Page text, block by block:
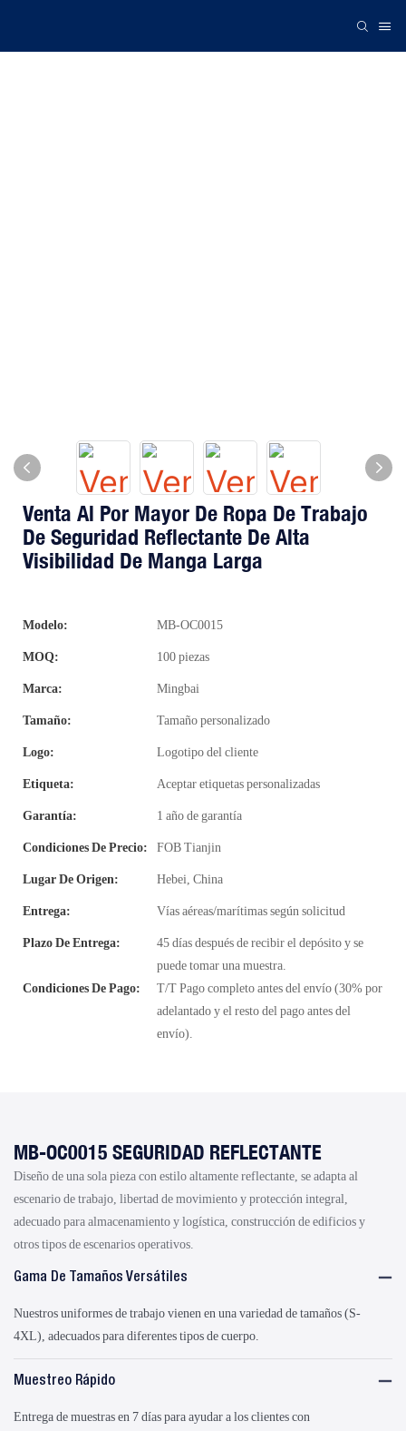
Venta Al Por Mayor De Ropa De Trabajo
De Seguridad Reflectante De Alta
Visibilidad De Manga Larga
Modelo: MB-OC0015
MOQ: 100 piezas
Marca: Mingbai
Tamaño: Tamaño personalizado
Logo: Logotipo del cliente
Etiqueta: Aceptar etiquetas personalizadas
Garantía: 1 año de garantía
Condiciones De Precio: FOB Tianjin
Lugar De Origen: Hebei, China
Entrega: Vías aéreas/marítimas según solicitud
Plazo De Entrega:
45 días después de recibir el depósito y se
puede tomar una muestra.
Condiciones De Pago:
T/T Pago completo antes del envío (30% por
adelantado y el resto del pago antes del
envío).
MB-OC0015 SEGURIDAD REFLECTANTE
Diseño de una sola pieza con estilo altamente reflectante, se adapta al
escenario de trabajo, libertad de movimiento y protección integral,
adecuado para almacenamiento y logística, construcción de edificios y
otros tipos de escenarios operativos.
Gama De Tamaños Versátiles
Nuestros uniformes de trabajo vienen en una variedad de tamaños (S-
4XL), adecuados para diferentes tipos de cuerpo.
Muestreo Rápido
Entrega de muestras en 7 días para ayudar a los clientes con